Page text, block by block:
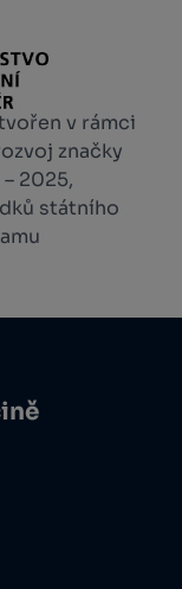
v rámci
značky
2025,
státního